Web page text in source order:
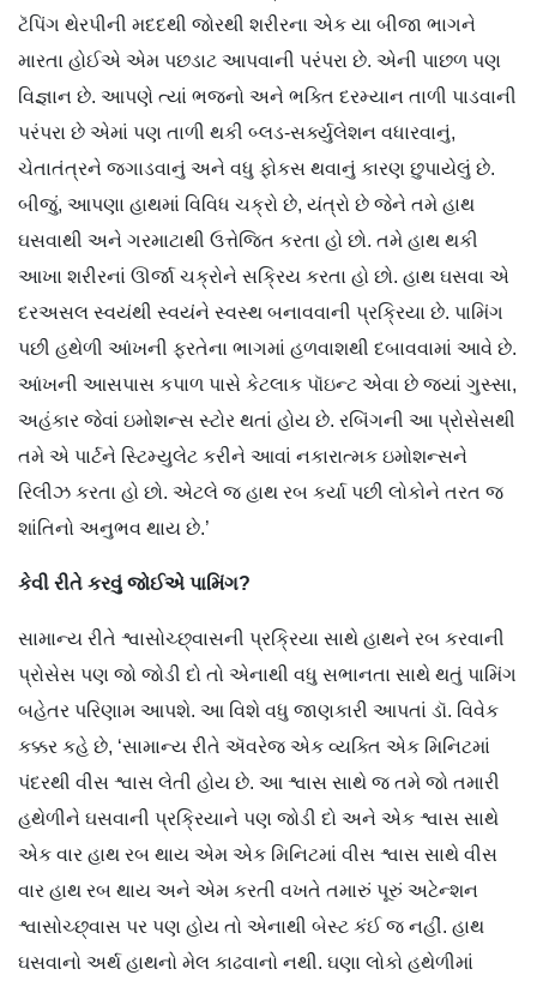
ટૅપિંગ થેરપીની મદદથી જોરથી શરીરના એક યા બીજા ભાગને
મારતા હોઈએ એમ પછડાટ આપવાની પરંપરા છે. એની પાછળ પણ
વિજ્ઞાન છે. આપણે ત્યાં ભજનો અને ભક્તિ દરમ્યાન તાળી પાડવાની
પરંપરા છે એમાં પણ તાળી થકી બ્લડ-સર્ક્યુલેશન વધારવાનું,
ચેતાતંત્રને જગાડવાનું અને વધુ ફોકસ થવાનું કારણ છુપાયેલું છે.
બીજું, આપણા હાથમાં વિવિધ ચક્રો છે, યંત્રો છે જેને તમે હાથ
ઘસવાથી અને ગરમાટાથી ઉત્તેજિત કરતા હો છો. તમે હાથ થકી
આખા શરીરનાં ઊર્જા ચક્રોને સક્રિય કરતા હો છો. હાથ ઘસવા એ
દરઅસલ સ્વયંથી સ્વયંને સ્વસ્થ બનાવવાની પ્રક્રિયા છે. પામિંગ
પછી હથેળી આંખની ફરતેના ભાગમાં હળવાશથી દબાવવામાં આવે છે.
આંખની આસપાસ કપાળ પાસે કેટલાક પૉઇન્ટ એવા છે જ્યાં ગુસ્સા,
અહંકાર જેવાં ઇમોશન્સ સ્ટોર થતાં હોય છે. રબિંગની આ પ્રોસેસથી
તમે એ પાર્ટને સ્ટિમ્યુલેટ કરીને આવાં નકારાત્મક ઇમોશન્સને
રિલીઝ કરતા હો છો. એટલે જ હાથ રબ કર્યા પછી લોકોને તરત જ
શાંતિનો અનુભવ થાય છે.’
કેવી રીતે કરવું જોઈએ પામિંગ?
સામાન્ય રીતે શ્વાસોચ્છ્વાસની પ્રક્રિયા સાથે હાથને રબ કરવાની
પ્રોસેસ પણ જો જોડી દો તો એનાથી વધુ સભાનતા સાથે થતું પામિંગ
બહેતર પરિણામ આપશે. આ વિશે વધુ જાણકારી આપતાં ડૉ. વિવેક
કક્કર કહે છે, ‘સામાન્ય રીતે ઍવરેજ એક વ્યક્તિ એક મિનિટમાં
પંદરથી વીસ શ્વાસ લેતી હોય છે. આ શ્વાસ સાથે જ તમે જો તમારી
હથેળીને ઘસવાની પ્રક્રિયાને પણ જોડી દો અને એક શ્વાસ સાથે
એક વાર હાથ રબ થાય એમ એક મિનિટમાં વીસ શ્વાસ સાથે વીસ
વાર હાથ રબ થાય અને એમ કરતી વખતે તમારું પૂરું અટેન્શન
શ્વાસોચ્છ્વાસ પર પણ હોય તો એનાથી બેસ્ટ કંઈ જ નહીં. હાથ
ઘસવાનો અર્થ હાથનો મેલ કાઢવાનો નથી. ઘણા લોકો હથેળીમાં